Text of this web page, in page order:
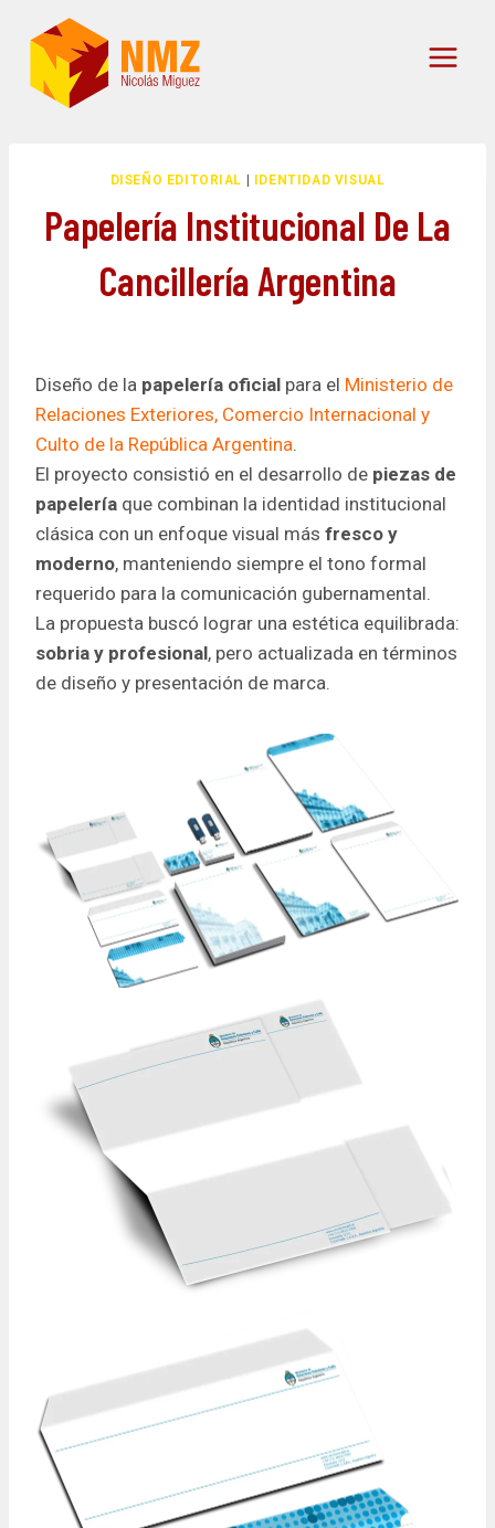
content
DISEÑO EDITORIAL IDENTIDAD VISUAL
Papelería Institucional De La
Cancillería Argentina
Diseño de la papelería oficial para el Ministerio de
Relaciones Exteriores, Comercio Internacional y
Culto de la República Argentina.
El proyecto consistió en el desarrollo de piezas de
papelería que combinan la identidad institucional
clásica con un enfoque visual más fresco y
moderno, manteniendo siempre el tono formal
requerido para la comunicación gubernamental.
La propuesta buscó lograr una estética equilibrada:
sobria y profesional, pero actualizada en términos
de diseño y presentación de marca.